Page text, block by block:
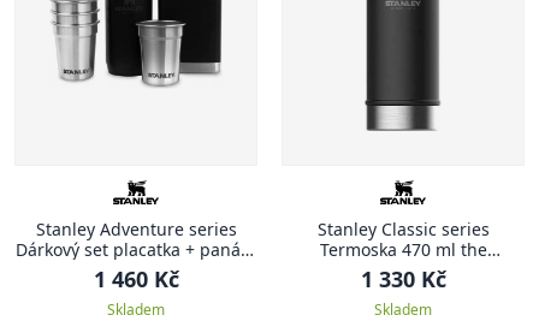
Stanley Adventure series
Dárkový set placatka + panáky
matná černá ADVENTURE
1 460 Kč
Skladem
Stanley Classic series
Termoska 470 ml the
legendary matná černá
CLASSIC
1 330 Kč
Skladem